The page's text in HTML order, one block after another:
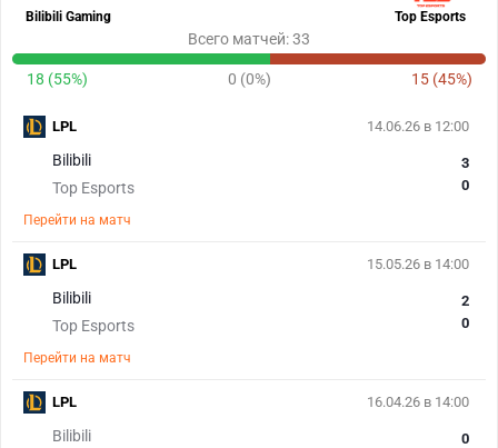
Bilibili Gaming Top Esports
Всего матчей: 33
18 (55%) 0 (0%) 15 (45%)
14.06.26 в 12:00
Bilibili
Top Esports
3
0
Перейти на матч
LPL
15.05.26 в 14:00
Bilibili
Top Esports
2
0
Перейти на матч
LPL
16.04.26 в 14:00
Bilibili
0
LPL